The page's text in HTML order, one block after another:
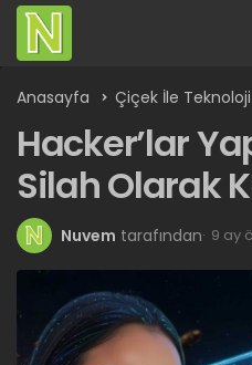
Anasayfa Çiçek İle Teknoloji
Hacker’lar
Silah Olarak
Nuvem tarafından 9 ay